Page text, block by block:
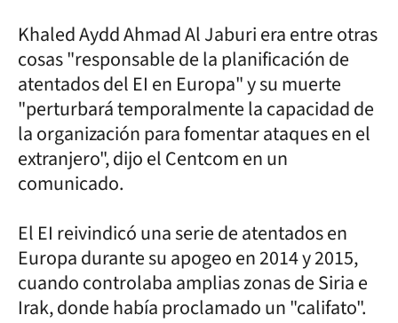
Khaled Aydd Ahmad Al Jaburi era entre otras
cosas "responsable de la planificación de
atentados del EI en Europa" y su muerte
"perturbará temporalmente la capacidad de
la organización para fomentar ataques en el
extranjero", dijo el Centcom en un
comunicado.
El EI reivindicó una serie de atentados en
Europa durante su apogeo en 2014 y 2015,
cuando controlaba amplias zonas de Siria e
Irak, donde había proclamado un "califato".